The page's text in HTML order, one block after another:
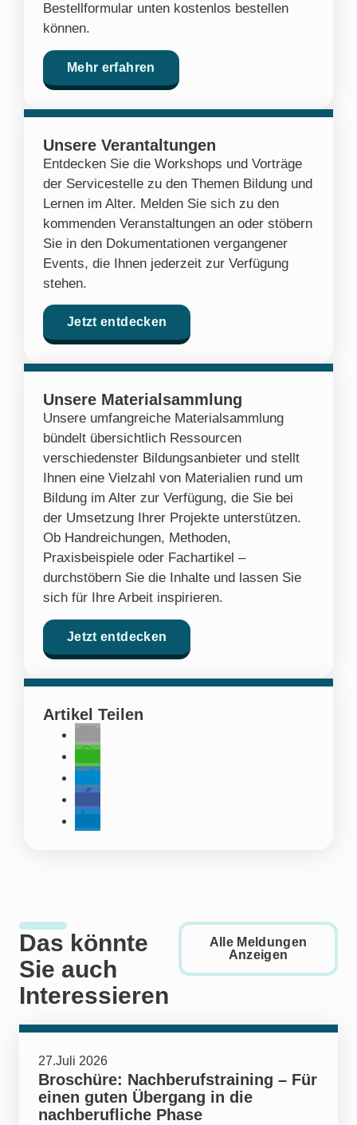
Bestellformular unten kostenlos bestellen
können.
Mehr erfahren
Unsere Verantaltungen
Entdecken Sie die Workshops und Vorträge
der Servicestelle zu den Themen Bildung und
Lernen im Alter. Melden Sie sich zu den
kommenden Veranstaltungen an oder stöbern
Sie in den Dokumentationen vergangener
Events, die Ihnen jederzeit zur Verfügung
stehen.
Jetzt entdecken
Unsere Materialsammlung
Unsere umfangreiche Materialsammlung
bündelt übersichtlich Ressourcen
verschiedenster Bildungsanbieter und stellt
Ihnen eine Vielzahl von Materialien rund um
Bildung im Alter zur Verfügung, die Sie bei
der Umsetzung Ihrer Projekte unterstützen.
Ob Handreichungen, Methoden,
Praxisbeispiele oder Fachartikel –
durchstöbern Sie die Inhalte und lassen Sie
sich für Ihre Arbeit inspirieren.
Jetzt entdecken
Artikel Teilen
Das könnte
Sie auch
Interessieren
Alle Meldungen
Anzeigen
27.Juli 2026
Broschüre: Nachberufstraining – Für
einen guten Übergang in die
nachberufliche Phase